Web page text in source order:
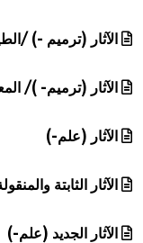
الآثار (ترميم -) /
الآثار (ترميم- )/
الآثار (علم-)
الآثار الثابتة
الآثار الجديد (علم-)